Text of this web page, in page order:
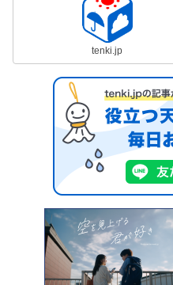
tenki.jp